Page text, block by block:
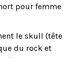
pour femme
le skull (tête
du rock et